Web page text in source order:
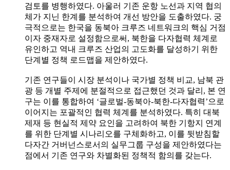
검토를 병행하였다. 아울러 기존 운항 노선과 지역 협의
체가 지닌 한계를 분석하여 개선 방안을 도출하였다. 궁
극적으로는 한국을 동북아 크루즈 네트워크의 핵심 거점
이자 중재자로 설정함으로써, 북한을 다자협력 체계로
유인하고 역내 크루즈 산업의 고도화를 달성하기 위한
단계별 정책 로드맵을 제안하였다.
기존 연구들이 시장 분석이나 국가별 정책 비교, 남북 관
광 등 개별 주제에 분절적으로 접근했던 것과 달리, 본 연
구는 이를 통합하여 ‘글로벌-동북아-북한-다자협력’으로
이어지는 포괄적인 협력 체계를 분석하였다. 특히 대북
제재 등 현실적 제약 요인을 고려하여 북한 기항지 연계
를 위한 단계별 시나리오를 구체화하고, 이를 뒷받침할
다자간 거버넌스로서의 실무그룹 구성을 제안하였다는
점에서 기존 연구와 차별화된 정책적 함의를 갖는다.